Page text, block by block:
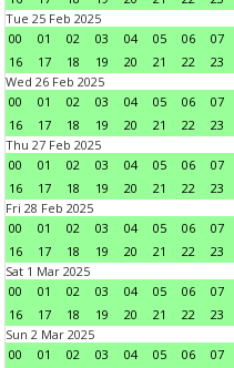
Tue 25 Feb 2025
00
01 02 03 04 05 06 07
16
17 18 19 20 21 22
23
Wed 26 Feb 2025
00
01 02 03 04 05 06 07
16
17 18 19 20 21 22
23
Thu 27 Feb 2025
00
01 02 03 04 05 06 07
16
17 18 19 20 21 22
23
Fri 28 Feb 2025
00
01 02 03 04 05 06 07
16
17 18 19 20 21 22
23
Sat 1 Mar 2025
00
01 02 03 04 05 06 07
16
17 18 19 20 21 22
23
Sun 2 Mar 2025
00
01 02 03 04 05 06 07